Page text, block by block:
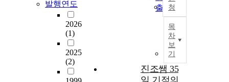
발행연도
2026
(1)
2025
(2)
출력청
목
차
보
기
진조쌤 35